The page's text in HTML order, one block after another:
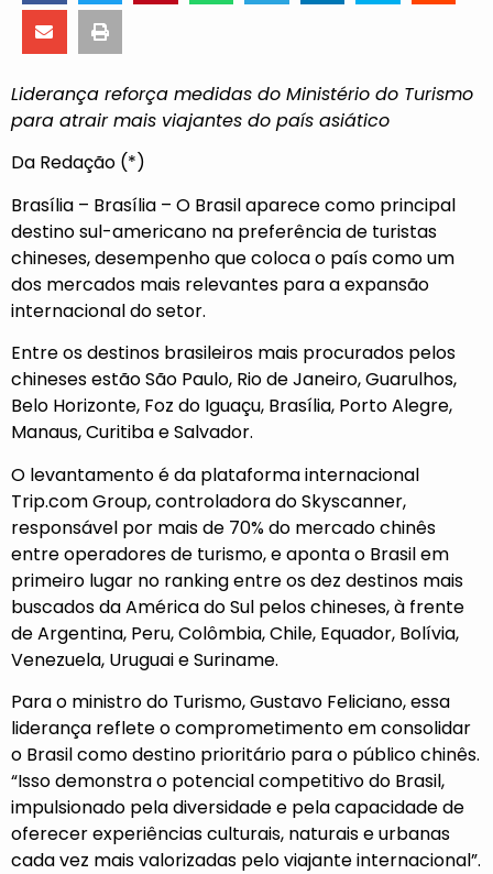
Liderança reforça medidas do Ministério do Turismo
para atrair mais viajantes do país asiático
Da Redação (*)
Brasília – Brasília – O Brasil aparece como principal
destino sul-americano na preferência de turistas
chineses, desempenho que coloca o país como um
dos mercados mais relevantes para a expansão
internacional do setor.
Entre os destinos brasileiros mais procurados pelos
chineses estão São Paulo, Rio de Janeiro, Guarulhos,
Belo Horizonte, Foz do Iguaçu, Brasília, Porto Alegre,
Manaus, Curitiba e Salvador.
O levantamento é da plataforma internacional
Trip.com Group, controladora do Skyscanner,
responsável por mais de 70% do mercado chinês
entre operadores de turismo, e aponta o Brasil em
primeiro lugar no ranking entre os dez destinos mais
buscados da América do Sul pelos chineses, à frente
de Argentina, Peru, Colômbia, Chile, Equador, Bolívia,
Venezuela, Uruguai e Suriname.
Para o ministro do Turismo, Gustavo Feliciano, essa
liderança reflete o comprometimento em consolidar
o Brasil como destino prioritário para o público chinês.
“Isso demonstra o potencial competitivo do Brasil,
impulsionado pela diversidade e pela capacidade de
oferecer experiências culturais, naturais e urbanas
cada vez mais valorizadas pelo viajante internacional”.